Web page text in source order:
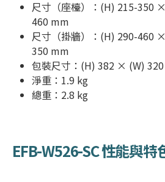
尺寸（座檯）：(H) 215-350
460 mm
尺寸（掛牆）：(H) 290-460
350 mm
包裝尺寸：(H) 382 × (W)
淨重：1.9 kg
總重：2.8 kg
EFB-W526-SC性能與特